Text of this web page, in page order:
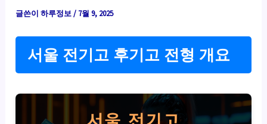
글쓴이하루정보/ 7월 9, 2025
서울 전기고 후기고 전형 개요